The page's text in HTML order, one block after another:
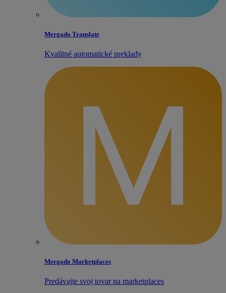
Mergado Translate
Kvalitné automatické preklady
Mergado Marketplaces
Predávajte svoj tovar na marketplaces